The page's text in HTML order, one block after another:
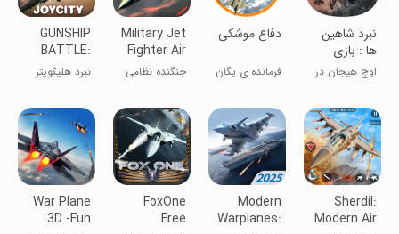
نبرد شاهین
ها : بازی
جنگی
اوج هیجان در
‏دفاع موشکی
فرمانده ی یگان
Military Jet
Fighter Air
Strik
جنگنده نظامی
هوایی
GUNSHIP
BATTLE:
Helicopter
3D
نبرد هلیکوپتر
Sherdil:
Modern Air
Modern
Warplanes:
FoxOne
Free
War Plane
3D -Fun